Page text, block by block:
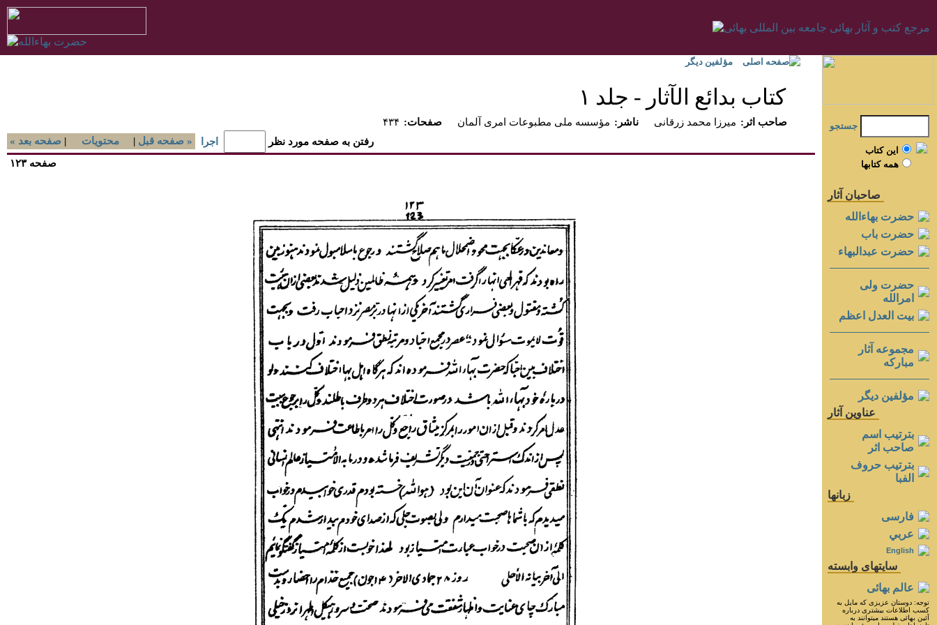
صفحه اصلی مؤلفين ديگر
كتاب بدائع الآثار - جلد ۱‏
۴۳۴ :صفحات مؤسسه ملى مطبوعات امرى آلمان :ناشر ميرزا محمد زرقانى
:صاحب اثر
« صفحه بعد | محتويات | صفحه قبل » رفتن به صفحه مورد نظر
اجرا
جستجو
اين کتاب
همه کتابها
صاحبان آثار
حضرت بهاءالله
حضرت باب
حضرت عبدالبهاء
حضرت ولی
امرالله
بيت العدل اعظم
مجموعه آثار
مباركه
مؤلفين ديگر
عناوين آثار
بترتيب اسم
صاحب اثر
بترتيب حروف
الفبا
زبانها
فارسی
عربي
English
سايتهای وابسته
عالم بهائی
توجه: دوستان عزيزى كه مايل به
كسب اطلاعات بيشترى درباره
آئين بهائى هستند ميتوانند به